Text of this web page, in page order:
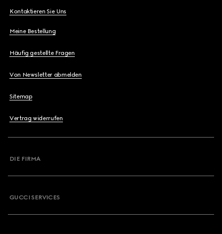
Kontaktieren Sie Uns
Meine Bestellung
Häufig gestellte Fragen
Von Newsletter abmelden
Sitemap
Vertrag widerrufen
DIE FIRMA
GUCCI SERVICES